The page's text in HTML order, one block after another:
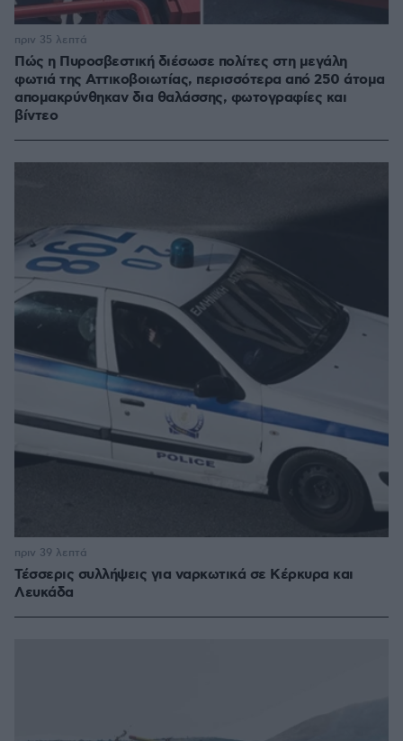
Πώς η Πυροσβεστική διέσωσε πολίτες στη μεγάλη
φωτιά της Αττικοβοιωτίας, περισσότερα από 250 άτομα
απομακρύνθηκαν δια θαλάσσης, φωτογραφίες και
βίντεο
πριν 35 λεπτά
Τέσσερις συλλήψεις για ναρκωτικά σε Κέρκυρα και
Λευκάδα
πριν 39 λεπτά